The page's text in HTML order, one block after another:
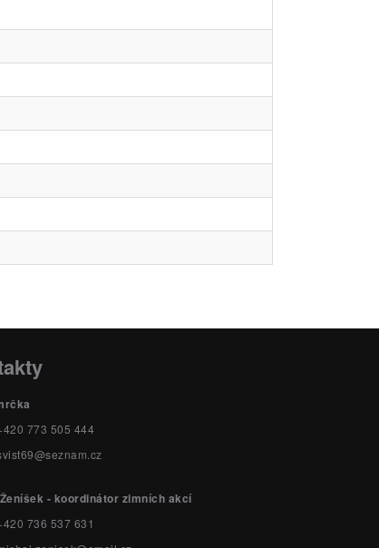
773 505 444
- koordinátor zimních akcí
736 537 631